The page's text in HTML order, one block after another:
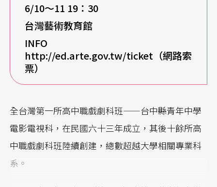
6/10～11 19 ： 30
台灣藝術教育館
INFO
http://ed.arte.gov.tw/ticket （網路索
票）
全台灣第一所高中職戲劇科班——台中縣青年中學
電影電視科，在民國六十三年成立，其後十餘所高
中職戲劇科班陸續創建，總數超越大學相關專業科
系。